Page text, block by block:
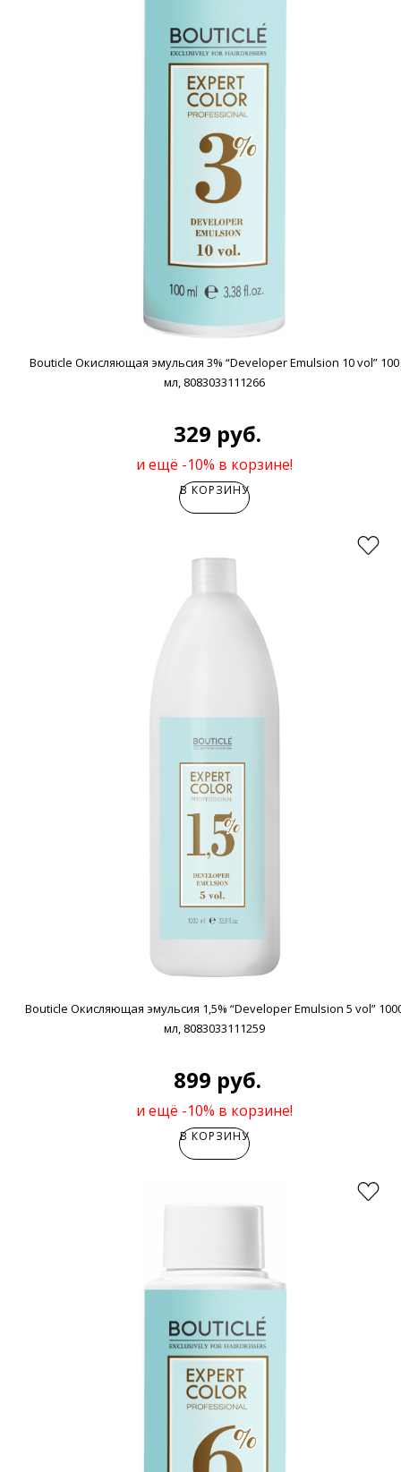
Bouticle Окисляющая эмульсия 3% “Developer Emulsion 10 vol” 100
мл, 8083033111266
329 руб.
и ещё -10% в корзине!
В КОРЗИНУ
Bouticle Окисляющая эмульсия 1,5% “Developer Emulsion 5 vol”
мл, 8083033111259
899 руб.
и ещё -10% в корзине!
В КОРЗИНУ